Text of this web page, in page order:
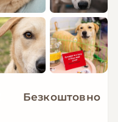
Безкоштовно